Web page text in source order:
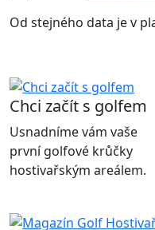
Od stejného data je v
Chci začít s golfem
Usnadníme vám vaše
první golfové krůčky
hostivařským areálem.